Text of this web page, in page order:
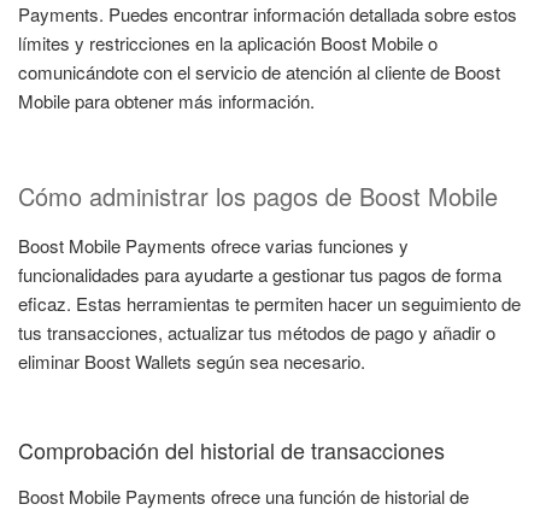
Payments. Puedes encontrar información detallada sobre estos
límites y restricciones en la aplicación Boost Mobile o
comunicándote con el servicio de atención al cliente de Boost
Mobile para obtener más información.
Cómo administrar los pagos de Boost Mobile
Boost Mobile Payments ofrece varias funciones y
funcionalidades para ayudarte a gestionar tus pagos de forma
eficaz. Estas herramientas te permiten hacer un seguimiento de
tus transacciones, actualizar tus métodos de pago y añadir o
eliminar Boost Wallets según sea necesario.
Comprobación del historial de transacciones
Boost Mobile Payments ofrece una función de historial de